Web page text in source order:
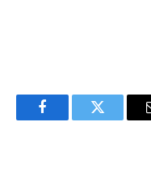
FacebookTwitter